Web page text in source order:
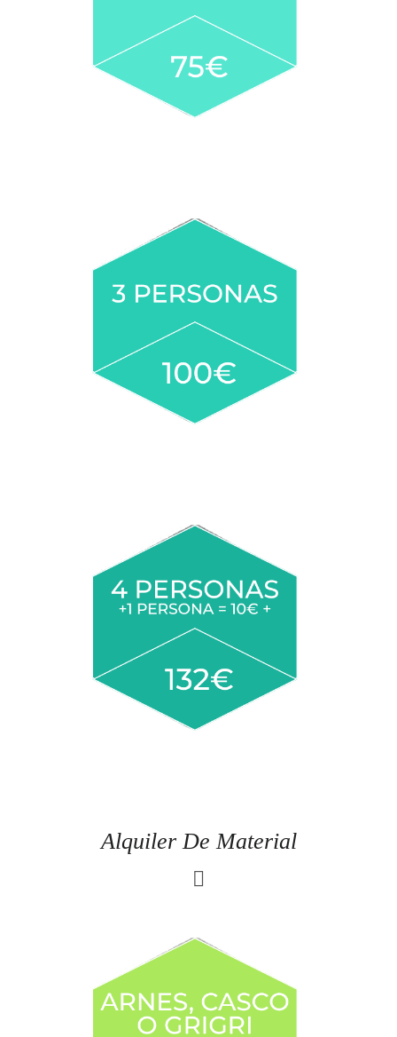
Alquiler De Material